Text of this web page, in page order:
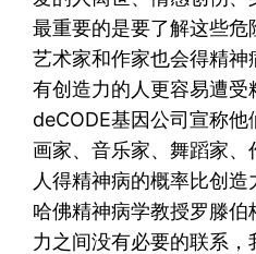
最重要的是要了解这些危
艺术家和作家也会得精神
有创造力的人更容易遭受
deCODE基因公司宣称
画家、音乐家、舞蹈家
人得精神病的概率比创造
哈佛精神病学教授罗滕
力之间没有必要的联系